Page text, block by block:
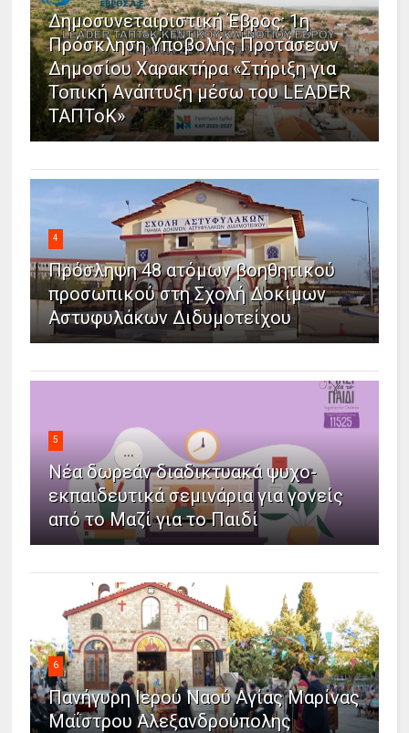
Δημοσυνεταιριστική Έβρος: 1η
Πρόσκληση Υποβολής Προτάσεων
Δημοσίου Χαρακτήρα «Στήριξη για
Τοπική Ανάπτυξη μέσω του LEADER
ΤΑΠΤοΚ»
4
Πρόσληψη 48 ατόμων βοηθητικού
προσωπικού στη Σχολή Δοκίμων
Αστυφυλάκων Διδυμοτείχου
5
Νέα δωρεάν διαδικτυακά ψυχο-
εκπαιδευτικά σεμινάρια για γονείς
από το Μαζί για το Παιδί
6
Πανήγυρη Ιερού Ναού Αγίας Μαρίνας
Μαΐστρου Αλεξανδρούπολης